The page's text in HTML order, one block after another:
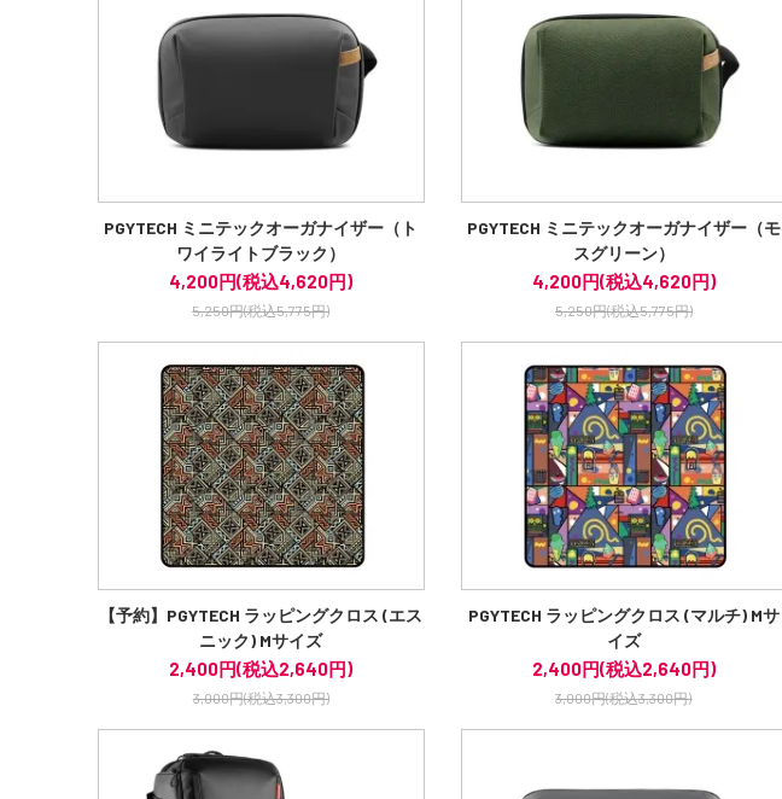
PGYTECH ミニテックオーガナイザー（ト
ワイライトブラック）
4,200円(税込4,620円)
5,250円(税込5,775円)
PGYTECH ミニテックオーガナイザー（モ
スグリーン）
4,200円(税込4,620円)
5,250円(税込5,775円)
【予約】PGYTECH ラッピングクロス (エス
ニック) Mサイズ
2,400円(税込2,640円)
3,000円(税込3,300円)
PGYTECH ラッピングクロス (マルチ) Mサ
イズ
2,400円(税込2,640円)
3,000円(税込3,300円)